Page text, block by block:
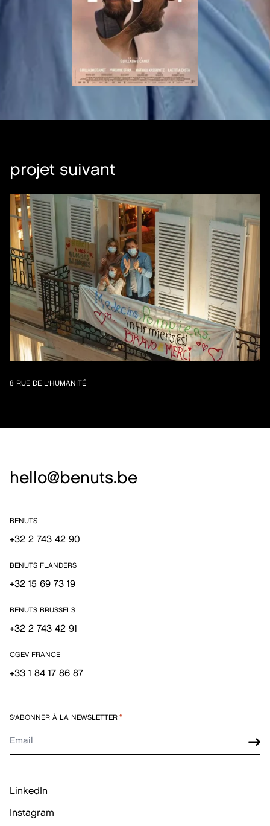
projet suivant
8 RUE DE L'HUMANITÉ
hello@benuts.be
BENUTS
+32 2 743 42 90
BENUTS FLANDERS
+32 15 69 73 19
BENUTS BRUSSELS
+32 2 743 42 91
CGEV FRANCE
+33 1 84 17 86 87
S'ABONNER À LA NEWSLETTER *
LinkedIn
Instagram